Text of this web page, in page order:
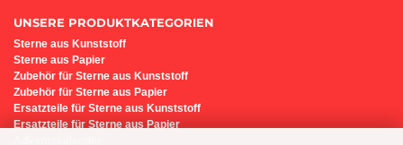
UNSERE PRODUKTKATEGORIEN
Sterne aus Kunststoff
Sterne aus Papier
Zubehör für Sterne aus Kunststoff
Zubehör für Sterne aus Papier
Ersatzteile für Sterne aus Kunststoff
Ersatzteile für Sterne aus Papier